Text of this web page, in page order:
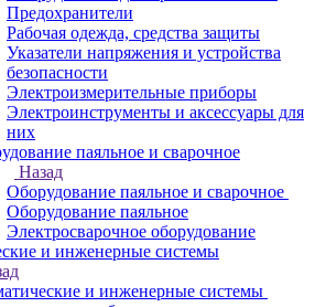
Предохранители
Рабочая одежда, средства защиты
Указатели напряжения и устройства
безопасности
Электроизмерительные приборы
Электроинструменты и аксессуары для
них
паяльное и сварочное
Назад
Оборудование паяльное и сварочное
Оборудование паяльное
Электросварочное оборудование
и инженерные системы
и инженерные системы